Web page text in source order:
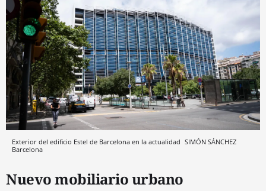
Exterior del edificio Estel de Barcelona en la actualidad SIMÓN SÁNCHEZ
Barcelona
Nuevo mobiliario urbano